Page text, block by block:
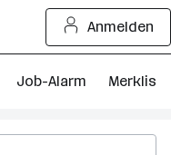
Anmelden
Job-Alarm Merkliste